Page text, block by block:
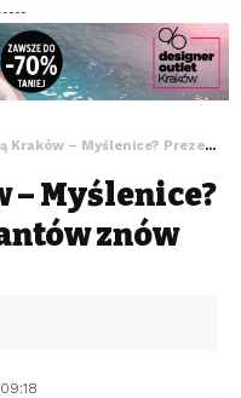
– Myślenice? Prezentacja wariantów znów odłożona
– Myślenice?
znów